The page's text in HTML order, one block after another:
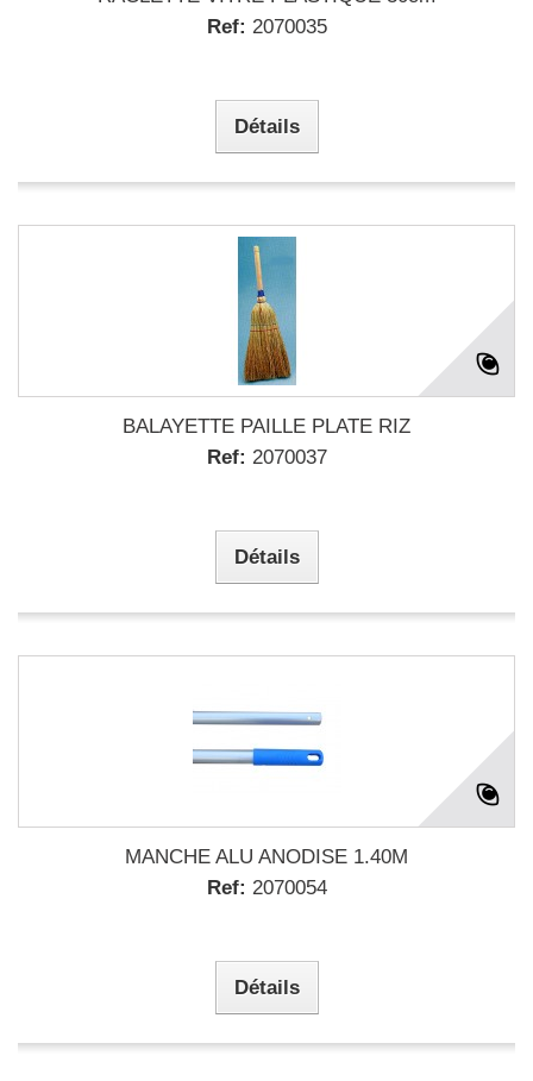
Ref: 2070035
Détails
BALAYETTE PAILLE PLATE RIZ
Ref: 2070037
Détails
MANCHE ALU ANODISE 1.40M
Ref: 2070054
Détails